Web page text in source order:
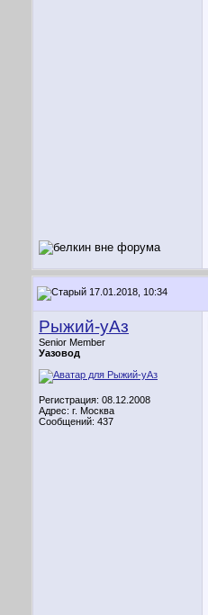
17.01.2018, 10:34
Рыжий-уАз
Senior Member
Уазовод
Регистрация: 08.12.2008
Адрес: г. Москва
Сообщений: 437